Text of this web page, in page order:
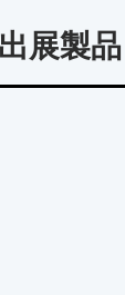
出展製